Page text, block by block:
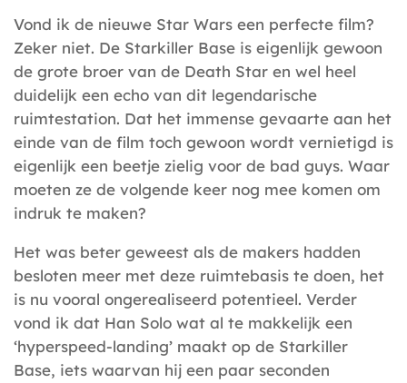
Vond ik de nieuwe Star Wars een perfecte film?
Zeker niet. De Starkiller Base is eigenlijk gewoon
de grote broer van de Death Star en wel heel
duidelijk een echo van dit legendarische
ruimtestation. Dat het immense gevaarte aan het
einde van de film toch gewoon wordt vernietigd is
eigenlijk een beetje zielig voor de bad guys. Waar
moeten ze de volgende keer nog mee komen om
indruk te maken?
Het was beter geweest als de makers hadden
besloten meer met deze ruimtebasis te doen, het
is nu vooral ongerealiseerd potentieel. Verder
vond ik dat Han Solo wat al te makkelijk een
‘hyperspeed-landing’ maakt op de Starkiller
Base, iets waarvan hij een paar seconden